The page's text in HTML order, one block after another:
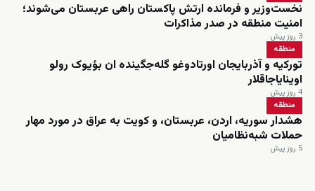
نخست‌وزیر و فرمانده ارتش پاکستان راهی عربستان می‌شوند؛
امنیت منطقه در صدر مذاکرات
3 روز پیش
منطقه
تورکیه و آذربایجان اورتادوغو گله‌جگینده ان بؤیوک رولو
اوینایاجاقلار
4 روز پیش
منطقه
هشدار سوریه، اردن، عربستان، و کویت به عراق در مورد مهار
حملات شبه‌نظامیان
5 روز پیش